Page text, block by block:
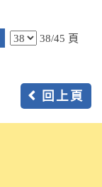
38/45 頁
回上頁